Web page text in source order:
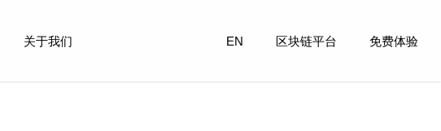
关于我们 EN 区块链平台 免费体验